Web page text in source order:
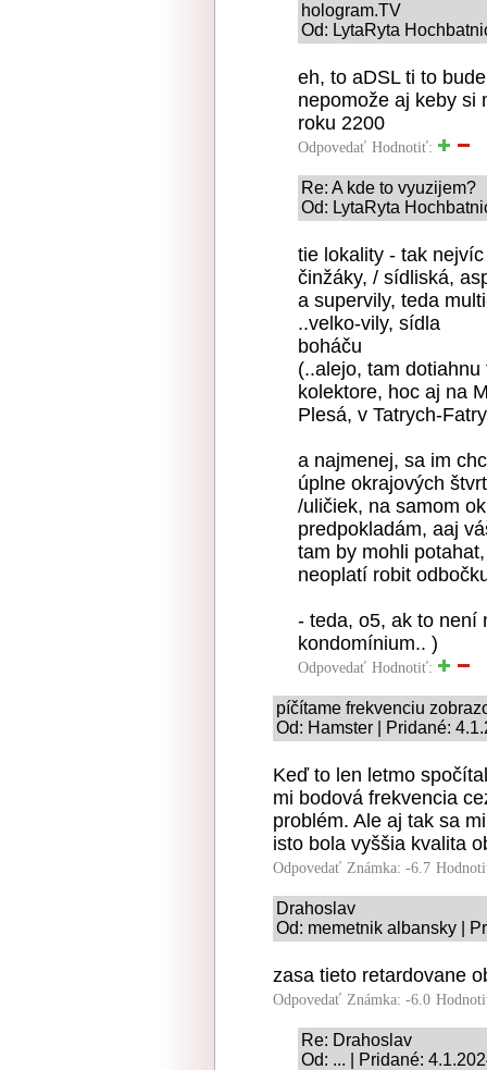
hologram.TV
Od: LytaRyta
eh, to aDSL ti to
nepomože aj keby si
roku 2200
Odpovedať Hodnotiť:
Re: A kde to vyuzijem?
Od: LytaRyta
tie lokality - tak
činžáky, / sídliská,
a supervily, teda
..velko-vily, sídla
boháču
(..alejo, tam
kolektore, hoc aj na
Plesá, v Tatrych-
a najmenej, sa im
úplne okrajových
/uličiek, na samom
predpokladám, aaj
tam by mohli
neoplatí robit
- teda, o5, ak to není
kondomínium.. )
Odpovedať Hodnotiť:
píčítame frekvenciu
Od: Hamster | Pridané:
Keď to len letmo
mi bodová frekvencia
problém. Ale aj tak sa
isto bola vyššia kvalita
Odpovedať Známka: -6.7
Drahoslav
Od: memetnik albansky |
zasa tieto retardovane
Odpovedať Známka: -6.0
Re: Drahoslav
Od: ... | Pridané: